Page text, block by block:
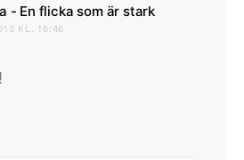
- En flicka som är stark
KL. 16:46